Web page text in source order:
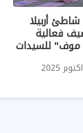
أربيلا
فعالية
للسيدات